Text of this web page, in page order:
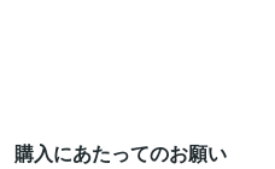
購入にあたってのお願い